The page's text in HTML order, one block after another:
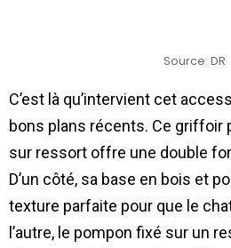
Source: DR
C’est là qu’intervient cet
bons plans récents. Ce griffoir
sur ressort offre une double
D’un côté, sa base en bois et
texture parfaite pour que le
l’autre, le pompon fixé sur un